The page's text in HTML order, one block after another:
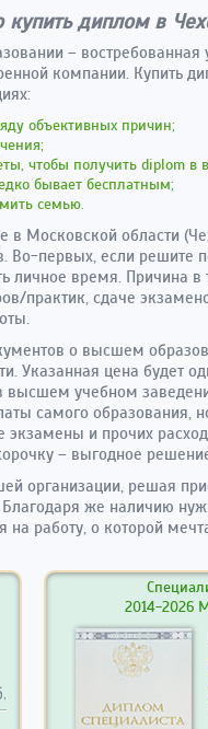
купить диплом в
– востребованная
компании. Купить
объективных причин;
чтобы получить diplom в
бывает бесплатным;
семью.
в Московской области
Во-первых, если решите
личное время. Причина в
практик, сдаче
о высшем
Указанная цена будет
высшем учебном
самого образования,
экзамены и прочих
– выгодное
организации, решая
же наличию
на работу, о которой
2014-2026